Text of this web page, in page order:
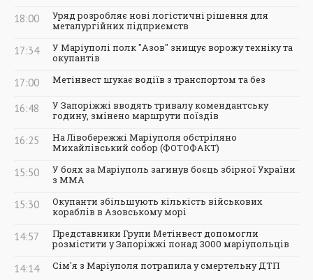
18:00
Уряд розробляє нові логістичні рішення для
металургійних підприємств
17:34
У Маріуполі полк "Азов" знищує ворожу техніку та
окупантів
17:00 Метінвест шукає водіїв з транспортом та без
16:48
У Запоріжжі вводять тривалу комендантську
годину, змінено маршрути поїздів
16:25
На Лівобережжі Маріуполя обстріляно
Михайлівський собор (ФОТОФАКТ)
15:50
У боях за Маріуполь загинув боєць збірної України
з ММА
15:30
Окупанти збільшують кількість військових
кораблів в Азовському морі
14:57
Представники Групи Метінвест допомогли
розмістити у Запоріжжі понад 3000 маріупольців
14:14 Сім'я з Маріуполя потрапила у смертельну ДТП